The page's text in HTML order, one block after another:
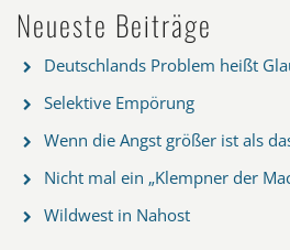
Neueste Beiträge
Deutschlands Problem heißt
Selektive Empörung
Wenn die Angst größer ist als
Nicht mal ein „Klempner der
Wildwest in Nahost